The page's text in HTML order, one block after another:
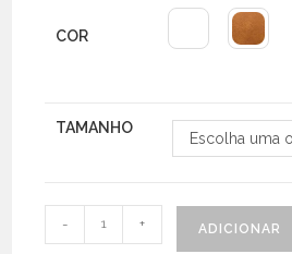
COR
TAMANHO
Escolha uma
Quantidade
de
- + ADICIONAR